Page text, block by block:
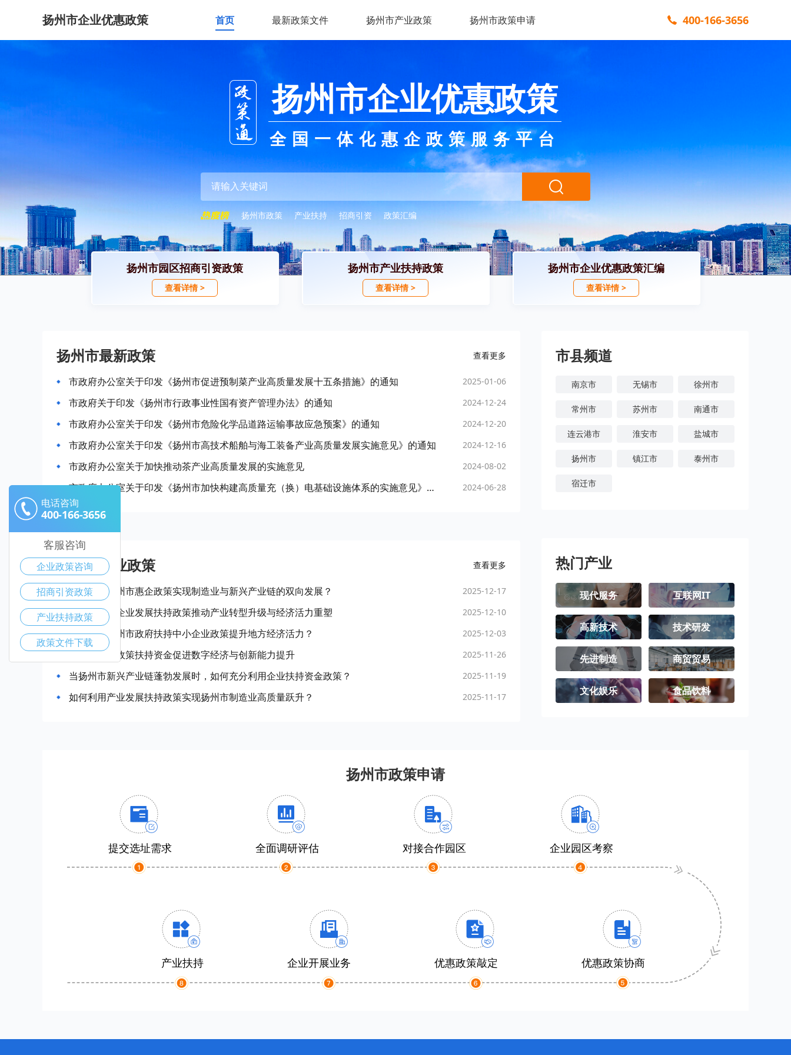
扬州市企业优惠政策 首页 最新政策文件 扬州市产业政策 扬州市政策申请 400-166-3656
扬州市企业优惠政策
全国一体化惠企政策服务平台
扬州市政策 产业扶持 招商引资 政策汇编
扬州市园区招商引资政策
查看详情 >
扬州市产业扶持政策
查看详情 >
扬州市企业优惠政策汇编
查看详情 >
扬州市最新政策 查看更多
市政府办公室关于印发《扬州市促进预制菜产业高质量发展十五条措施》的通知 2025-01-06
市政府关于印发《扬州市行政事业性国有资产管理办法》的通知 2024-12-24
市政府办公室关于印发《扬州市危险化学品道路运输事故应急预案》的通知 2024-12-20
市政府办公室关于印发《扬州市高技术船舶与海工装备产业高质量发展实施意见》的通知 2024-12-16
市政府办公室关于加快推动茶产业高质量发展的实施意见 2024-08-02
市政府办公室关于印发《扬州市加快构建高质量充（换）电基础设施体系的实施意见》的通知 2024-06-28
扬州市产业政策 查看更多
如何借助扬州市惠企政策实现制造业与新兴产业链的双向发展？ 2025-12-17
扬州市中小企业发展扶持政策推动产业转型升级与经济活力重塑 2025-12-10
如何通过扬州市政府扶持中小企业政策提升地方经济活力？ 2025-12-03
扬州市企业政策扶持资金促进数字经济与创新能力提升 2025-11-26
当扬州市新兴产业链蓬勃发展时，如何充分利用企业扶持资金政策？ 2025-11-19
如何利用产业发展扶持政策实现扬州市制造业高质量跃升？ 2025-11-17
市县频道
南京市 无锡市 徐州市
常州市 苏州市 南通市
连云港市 淮安市 盐城市
扬州市 镇江市 泰州市
宿迁市
热门产业
现代服务 互联网IT
高新技术 技术研发
先进制造 商贸贸易
文化娱乐 食品饮料
扬州市政策申请
提交选址需求 全面调研评估 对接合作园区 企业园区考察
产业扶持 企业开展业务 优惠政策敲定 优惠政策协商
电话咨询
400-166-3656
客服咨询
企业政策咨询
招商引资政策
产业扶持政策
政策文件下载